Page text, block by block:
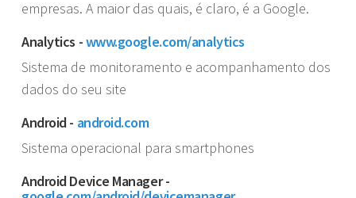
empresas. A maior das quais, é claro, é a Google.
Analytics -www.google.com/analytics
Sistema de monitoramento e acompanhamento dos
dados do seu site
Android - android.com
Sistema operacional para smartphones
Android Device Manager -